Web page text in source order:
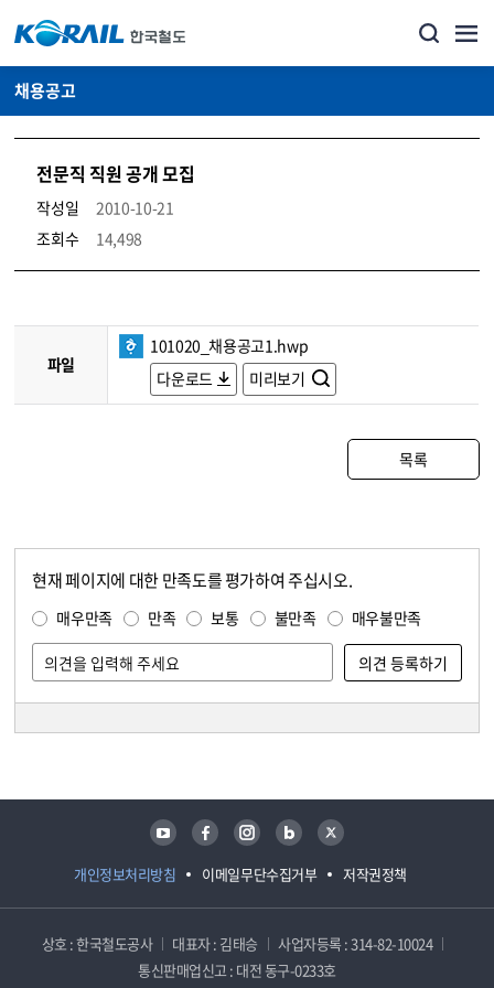
채용공고
전문직 직원 공개 모집
작성일
2010-10-21
조회수
14,498
코레일소개_경영공시_채용공고 상세보기 – 내용, 파일, 담당자 연락처로 구성
파일
101020_채용공고1.hwp
다운로드
미리보기
목록
현재 페이지에 대한 만족도를 평가하여 주십시오.
매우만족 만족 보통 불만족 매우불만족
개인정보처리방침 이메일무단수집거부 저작권정책
유튜브 페이스북 인스타그램 블로그 트위터
상호 : 한국철도공사 대표자 : 김태승
사업자등록 : 314-82-10024
통신판매업신고 : 대전 동구-0233호